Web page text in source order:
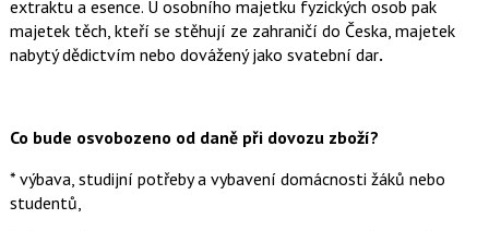
extraktu a esence. U osobního majetku fyzických osob pak
majetek těch, kteří se stěhují ze zahraničí do Česka, majetek
nabytý dědictvím nebo dovážený jako svatební dar.
Co bude osvobozeno od daně při dovozu zboží?
* výbava, studijní potřeby a vybavení domácnosti žáků nebo
studentů,